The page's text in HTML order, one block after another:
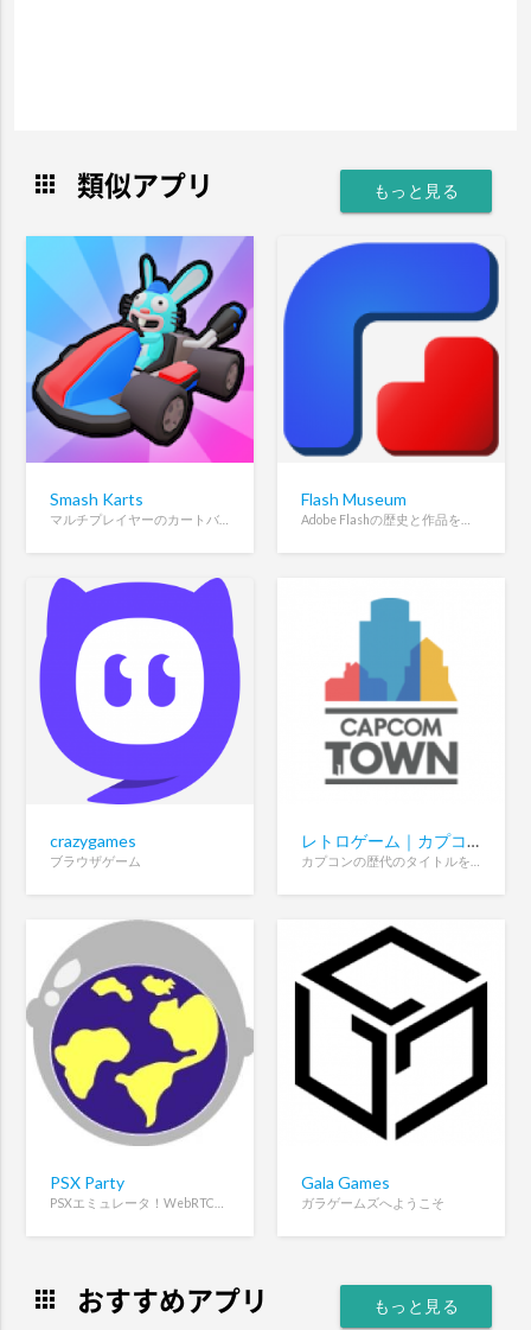
もっと見る
apps 類似アプリ
Smash Karts Flash Museum
crazygames
ブラウザゲーム
レトロゲーム｜カプコンタウン
PSX Party Gala Games
ガラゲームズへようこそ
もっと見る
apps おすすめアプリ